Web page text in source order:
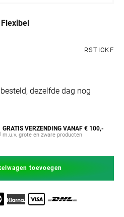
RSTICKF
dezelfde dag nog
Stick Flexibel
GRATIS VERZENDING VANAF € 100,-
m.u.v. grote en zware producten
toevoegen